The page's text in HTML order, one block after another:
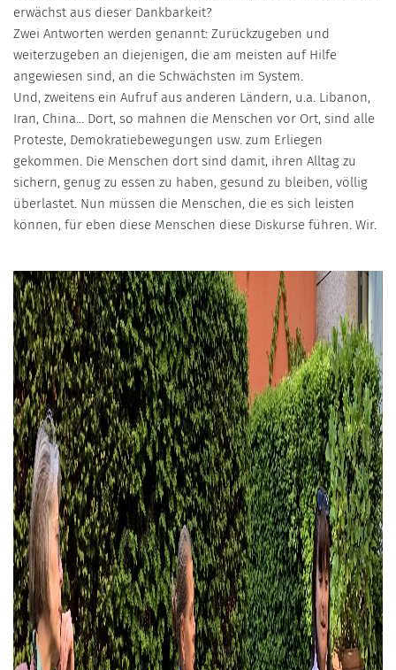
erwächst aus dieser Dankbarkeit?
Zwei Antworten werden genannt: Zurückzugeben und
weiterzugeben an diejenigen, die am meisten auf Hilfe
angewiesen sind, an die Schwächsten im System.
Und, zweitens ein Aufruf aus anderen Ländern, u.a. Libanon,
Iran, China… Dort, so mahnen die Menschen vor Ort, sind alle
Proteste, Demokratiebewegungen usw. zum Erliegen
gekommen. Die Menschen dort sind damit, ihren Alltag zu
sichern, genug zu essen zu haben, gesund zu bleiben, völlig
überlastet. Nun müssen die Menschen, die es sich leisten
können, für eben diese Menschen diese Diskurse führen. Wir.